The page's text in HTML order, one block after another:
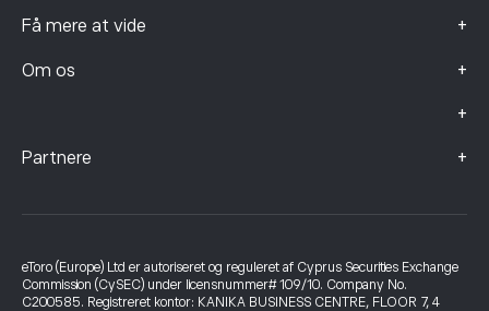
Få mere at vide +
Om os +
+
Partnere +
eToro (Europe) Ltd er autoriseret og reguleret af Cyprus Securities Exchange
Commission (CySEC) under licensnummer# 109/10. Company No.
C200585. Registreret kontor: KANIKA BUSINESS CENTRE, FLOOR 7, 4